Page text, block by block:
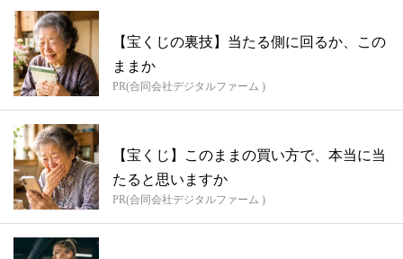
【宝くじの裏技】当たる側に回るか、この
ままか
PR(合同会社デジタルファーム )
【宝くじ】このままの買い方で、本当に当
たると思いますか
PR(合同会社デジタルファーム )